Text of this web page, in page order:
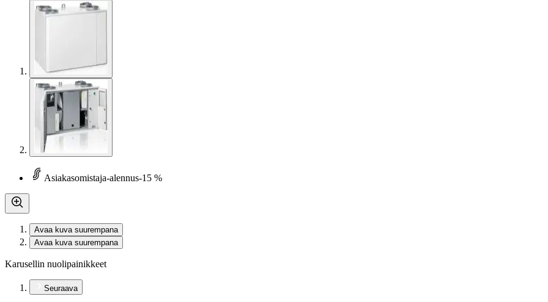
Asiakasomistaja-alennus-15 %
Avaa kuva suurempana
Avaa kuva suurempana
Karusellin nuolipainikkeet
Seuraava